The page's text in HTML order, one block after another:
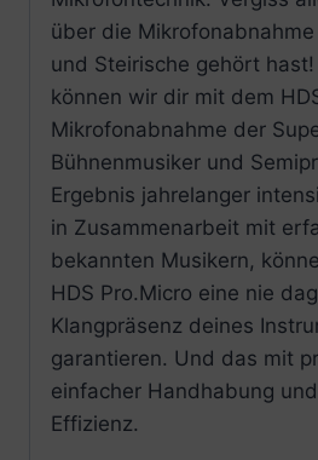
über die
und Steirische gehört
können wir dir mit dem
Mikrofonabnahme der
Bühnenmusiker und
Ergebnis jahrelanger
in Zusammenarbeit mit
bekannten Musikern,
HDS Pro.Micro eine nie
Klangpräsenz deines
garantieren. Und das mit
einfacher Handhabung
Effizienz.